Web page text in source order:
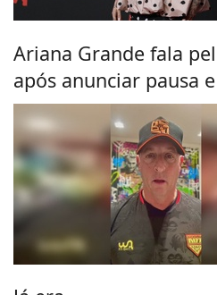
Ariana Grande fala
após anunciar pausa